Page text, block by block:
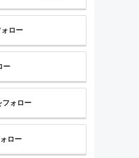
ロー
ー
フォロー
ロー